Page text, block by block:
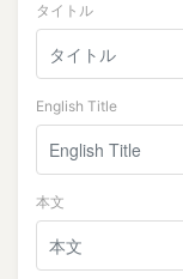
タイトル
English Title
本文